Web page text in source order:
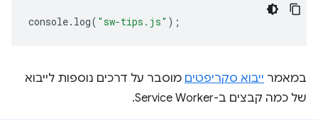
console. log( "sw-tips.js" );
במאמר ייבוא סקריפטים מוסבר על דרכים נוספות לייבוא
של כמה קבצים ב-Service Worker.